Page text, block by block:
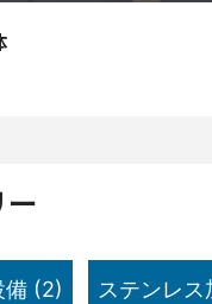
備 (2) ステンレス